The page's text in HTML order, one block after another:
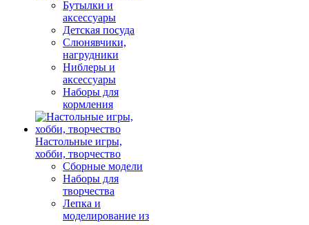
Бутылки и
аксессуары
Детская посуда
Слюнявчики,
нагрудники
Ниблеры и
аксессуары
Наборы для
кормления
Настольные игры,
хобби, творчество
Сборные модели
Наборы для
творчества
Лепка и
моделирование из